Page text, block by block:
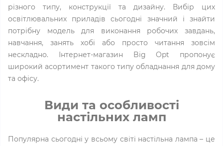
різного типу, конструкції та дизайну. Вибір цих
освітлювальних приладів сьогодні значний і знайти
потрібну модель для виконання робочих завдань,
навчання, занять хобі або просто читання зовсім
нескладно. Інтернет-магазин Big Opt пропонує
широкий асортимент такого типу обладнання для дому
та офісу.
Види та особливості
настільних ламп
Популярна сьогодні у всьому світі настільна лампа – це